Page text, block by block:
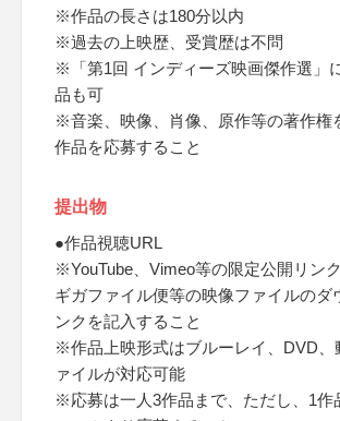
※作品の長さは180分以内
※過去の上映歴、受賞歴は不問
※「第1回 インディーズ映画傑作選」
品も可
※音楽、映像、肖像、原作等の著作権
作品を応募すること
提出物
●作品視聴URL
※YouTube、Vimeo等の限定公開リン
ギガファイル便等の映像ファイルのダ
ンクを記入すること
※作品上映形式はブルーレイ、DVD、
ァイルが対応可能
※応募は一人3作品まで、ただし、1作